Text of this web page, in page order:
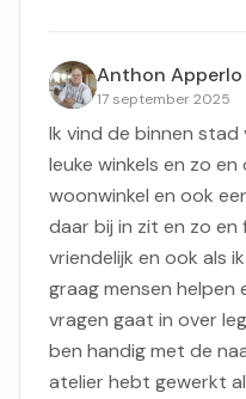
Anthon Apperlo
17 september 2025
Ik vind de binnen stad
leuke winkels en zo
woonwinkel en ook
daar bij in zit en zo
vriendelijk en ook als
graag mensen helpen
vragen gaat in over
ben handig met de
atelier hebt gewerkt